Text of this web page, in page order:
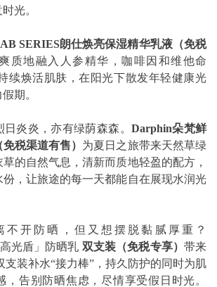
光。
SERIES朗仕焕亮保湿精华乳液（免税
质地融入人参精华，咖啡因和维他命
续焕活肌肤，在阳光下散发年轻健康光
期。
炎炎，亦有绿荫森森。 Darphin朵梵鲜
免税渠道有售） 为夏日之旅带来天然草绿
的自然气息，清新而质地轻盈的配方，
，让旅途的每一天都能自在展现水润光
开防晒，但又想摆脱黏腻厚重？
高光盾」防晒乳 双支装 （免税专享） 带来
支装补水“接力棒”，持久防护的同时为肌
，告别防晒焦虑，尽情享受假日时光。